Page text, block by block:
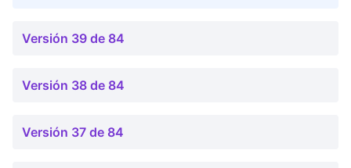
Versión 39 de 84
Versión 38 de 84
Versión 37 de 84